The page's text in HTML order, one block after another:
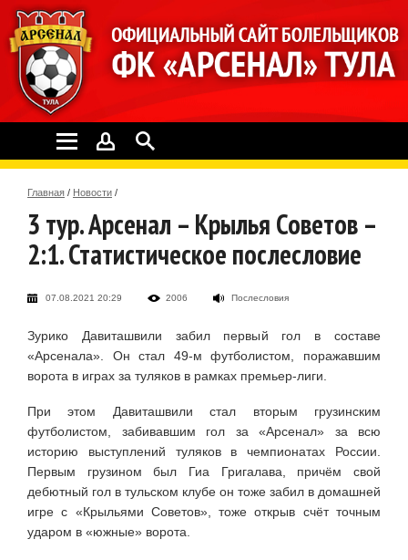
Главная / Новости /
3 тур. Арсенал – Крылья Советов –
2:1. Статистическое послесловие
07.08.2021 20:29 2006 Послесловия
Зурико Давиташвили забил первый гол в составе
«Арсенала». Он стал 49-м футболистом, поражавшим
ворота в играх за туляков в рамках премьер-лиги.
При этом Давиташвили стал вторым грузинским
футболистом, забивавшим гол за «Арсенал» за всю
историю выступлений туляков в чемпионатах России.
Первым грузином был Гиа Григалава, причём свой
дебютный гол в тульском клубе он тоже забил в домашней
игре с «Крыльями Советов», тоже открыв счёт точным
ударом в «южные» ворота.